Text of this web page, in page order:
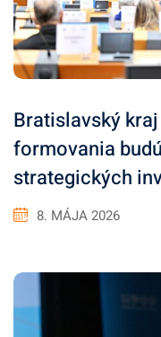
Bratislavský
formovania
strategických
8. MÁJA 2026